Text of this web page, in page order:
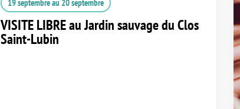
19 septembreau 20 septembre
VISITE LIBRE au Jardin sauvage du Clos
Saint-Lubin